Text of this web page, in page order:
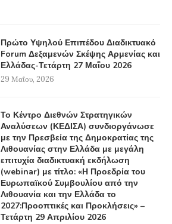
Πρώτο Υψηλού Επιπέδου Διαδικτυακό
Forum Δεξαμενών Σκέψης Αρμενίας και
Ελλάδας-Τετάρτη 27 Μαΐου 2026
29 Μαΐου, 2026
Το Κέντρο Διεθνών Στρατηγικών
Αναλύσεων (ΚΕΔΙΣΑ) συνδιοργάνωσε
με την Πρεσβεία της Δημοκρατίας της
Λιθουανίας στην Ελλάδα με μεγάλη
επιτυχία διαδικτυακή εκδήλωση
(webinar) με τίτλο: «Η Προεδρία του
Ευρωπαϊκού Συμβουλίου από την
Λιθουανία και την Ελλάδα το
2027:Προοπτικές και Προκλήσεις» –
Τετάρτη 29 Απριλίου 2026